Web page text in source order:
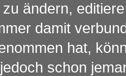
ändern,
damit
hat,
schon